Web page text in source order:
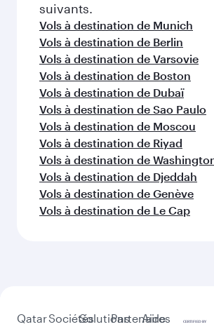
suivants.
Vols à destination de Munich
Vols à destination de Berlin
Vols à destination de Varsovie
Vols à destination de Boston
Vols à destination de Dubaï
Vols à destination de Sao Paulo
Vols à destination de Moscou
Vols à destination de Riyad
Vols à destination de
Vols à destination de Djeddah
Vols à destination de Genève
Vols à destination de Le Cap
QatarSociétésSolutionsPartenaires
Aide